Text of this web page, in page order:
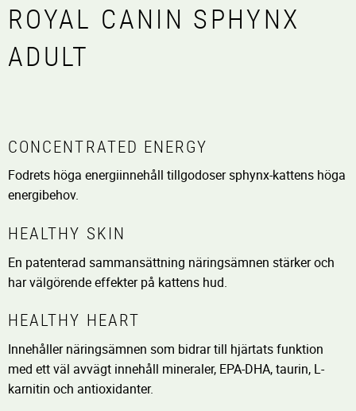
ROYAL CANIN SPHYNX
ADULT
CONCENTRATED ENERGY
Fodrets höga energiinnehåll tillgodoser sphynx-kattens höga
energibehov.
HEALTHY SKIN
En patenterad sammansättning näringsämnen stärker och
har välgörende effekter på kattens hud.
HEALTHY HEART
Innehåller näringsämnen som bidrar till hjärtats funktion
med ett väl avvägt innehåll mineraler, EPA-DHA, taurin, L-
karnitin och antioxidanter.